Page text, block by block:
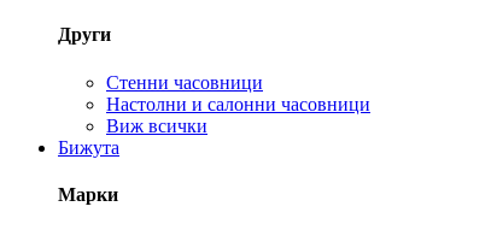
Други
Стенни часовници
Настолни и салонни часовници
Виж всички
Бижута
Марки